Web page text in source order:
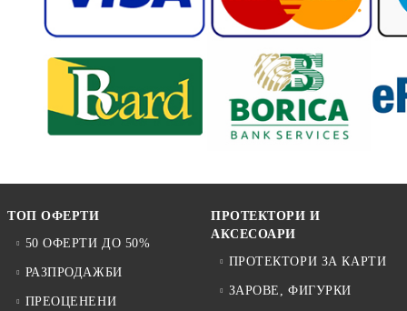
ТОП ОФЕРТИ
50 ОФЕРТИ ДО 50%
РАЗПРОДАЖБИ
ПРЕОЦЕНЕНИ
ПРОТЕКТОРИ И
АКСЕСОАРИ
ПРОТЕКТОРИ ЗА КАРТИ
ЗАРОВЕ, ФИГУРКИ